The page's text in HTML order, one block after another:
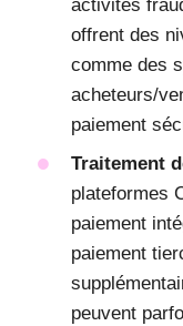
activités
offrent des
comme des
acheteurs/
paiement
Traitement
plateformes
paiement
paiement
peuvent